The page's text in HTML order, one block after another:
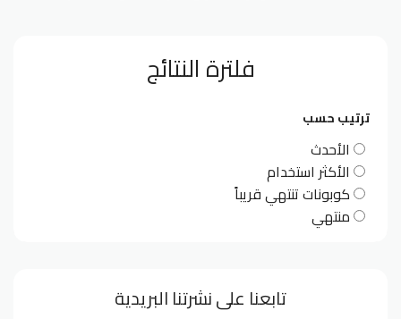
فلترة النتائج
ترتيب حسب
الأحدث
الأكثر استخدام
كوبونات تنتهي قريباً
منتهي
تابعنا على نشرتنا البريدية